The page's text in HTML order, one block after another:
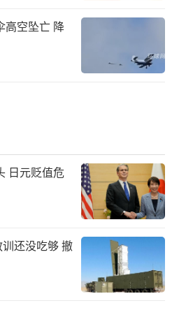
高空坠亡 降
日元贬值危
还没吃够 撤